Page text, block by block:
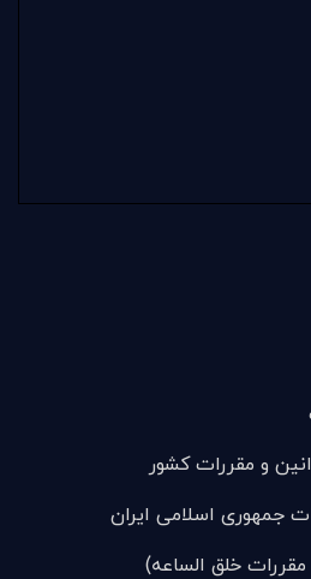
و مقررات کشور
جمهوری اسلامی ایران